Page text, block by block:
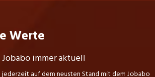
Werte
immer aktuell
jederzeit auf dem neusten Stand mit dem Jobabo